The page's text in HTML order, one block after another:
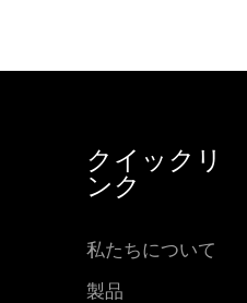
クイックリ
ンク
私たちについて
製品